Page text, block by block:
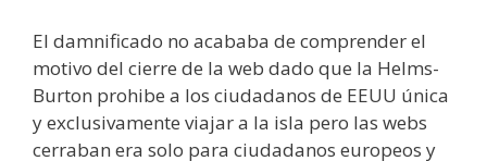
El damnificado no acababa de comprender el
motivo del cierre de la web dado que la Helms-
Burton prohibe a los ciudadanos de EEUU única
y exclusivamente viajar a la isla pero las webs
cerraban era solo para ciudadanos europeos y